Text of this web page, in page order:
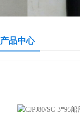
产品中心